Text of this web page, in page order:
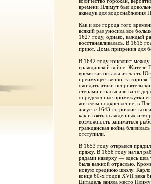
времени Плимут был
акведук для водоснабжения
Как и все города того
всякий раз уносила все
1627 году, однако, каждый
восстанавливалась. В 1615
приют. Дома призрения для
В 1642 году конфликт
гражданской войне. Жители
время как остальная часть
преимущественно, за
ожидать атаки
стенами и насыпали вал с
определенные промежутки
жителям подкрепление; в
августе 1643-го роялисты
как и взять осажденных
возможность заниматься
гражданская война
отступили.
В 1653 году открылся
пряжу. В 1658 году начал
рядами наверху — здесь шла
была важной отраслью.
новую среднюю школу.
конце 60-х годов XVII века
Цитадель заняла место